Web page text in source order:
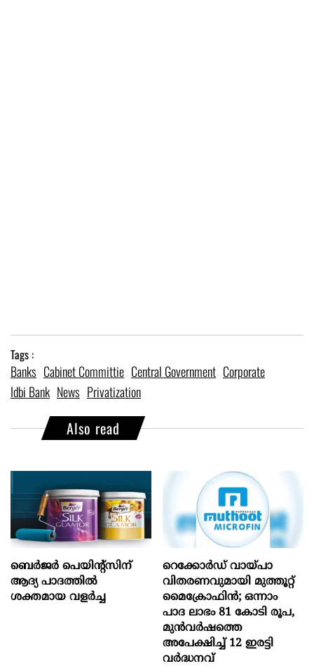
Tags :
Banks Cabinet Committie Central Government Corporate
Idbi Bank News Privatization
Also read
ബെർജർ പെയിന്റ്സിന്
ആദ്യ പാദത്തിൽ
ശക്തമായ വളർച്ച
റെക്കോർഡ് വായ്പാ
വിതരണവുമായി മുത്തൂറ്റ്
മൈക്രോഫിൻ; ഒന്നാം
പാദ ലാഭം 81 കോടി രൂപ,
മുൻവർഷത്തെ
അപേക്ഷിച്ച് 12 ഇരട്ടി
വർദ്ധനവ്